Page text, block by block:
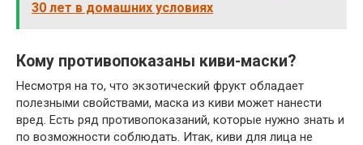
30 лет в домашних условиях
Кому противопоказаны киви-маски?
Несмотря на то, что экзотический фрукт обладает
полезными свойствами, маска из киви может нанести
вред. Есть ряд противопоказаний, которые нужно знать и
по возможности соблюдать. Итак, киви для лица не